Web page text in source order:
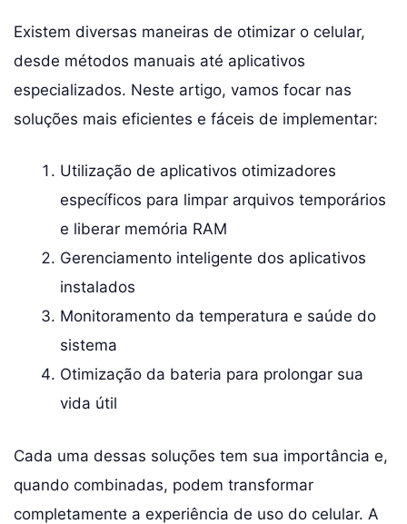
Existem diversas maneiras de otimizar o celular,
desde métodos manuais até aplicativos
especializados. Neste artigo, vamos focar nas
soluções mais eficientes e fáceis de implementar:
Utilização de aplicativos otimizadores
específicos para limpar arquivos temporários
e liberar memória RAM
Gerenciamento inteligente dos aplicativos
instalados
Monitoramento da temperatura e saúde do
sistema
Otimização da bateria para prolongar sua
vida útil
Cada uma dessas soluções tem sua importância e,
quando combinadas, podem transformar
completamente a experiência de uso do celular. A